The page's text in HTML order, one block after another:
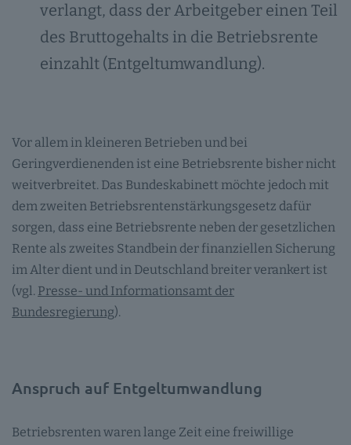
verlangt, dass der Arbeitgeber einen Teil
des Bruttogehalts in die Betriebsrente
einzahlt (Entgeltumwandlung).
Vor allem in kleineren Betrieben und bei
Geringverdienenden ist eine Betriebsrente bisher nicht
weitverbreitet. Das Bundeskabinett möchte jedoch mit
dem zweiten Betriebsrentenstärkungsgesetz dafür
sorgen, dass eine Betriebsrente neben der gesetzlichen
Rente als zweites Standbein der finanziellen Sicherung
im Alter dient und in Deutschland breiter verankert ist
(vgl. Presse- und Informationsamt der
Bundesregierung).
Anspruch auf Entgeltumwandlung
Betriebsrenten waren lange Zeit eine freiwillige